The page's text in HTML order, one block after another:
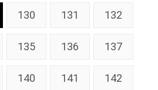
130 131 132
135 136 137
140 141 142